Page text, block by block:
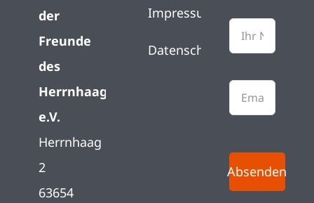
der
Freunde
des
Herrnhaag
e.V.
Herrnhaag
2
63654
Impressum
Datenschutz
Absenden